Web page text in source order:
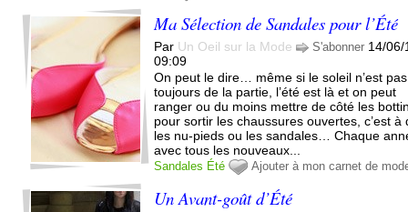
Ma Sélection de Sandales pour l’Été
Par Un Oeil sur la Mode S'abonner 14/06/
09:09
On peut le dire… même si le soleil n’est pas
toujours de la partie, l’été est là et on peut
ranger ou du moins mettre de côté les
pour sortir les chaussures ouvertes, c’est à
les nu-pieds ou les sandales… Chaque
avec tous les nouveaux...
Sandales Été Ajouter à mon carnet de
Un Avant-goût d’Été